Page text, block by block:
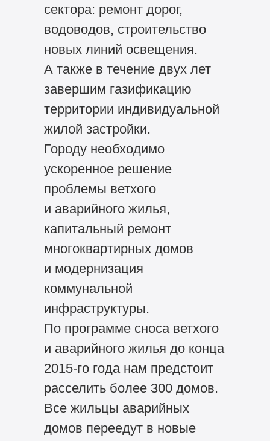
сектора: ремонт дорог,
водоводов, строительство
новых линий освещения.
А также в течение двух лет
завершим газификацию
территории индивидуальной
жилой застройки.
Городу необходимо
ускоренное решение
проблемы ветхого
и аварийного жилья,
капитальный ремонт
многоквартирных домов
и модернизация
коммунальной
инфраструктуры.
По программе сноса ветхого
и аварийного жилья до конца
2015-го года нам предстоит
расселить более 300 домов.
Все жильцы аварийных
домов переедут в новые